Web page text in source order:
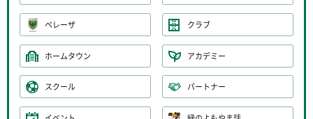
ベレーザ クラブ
ホームタウン アカデミー
スクール パートナー